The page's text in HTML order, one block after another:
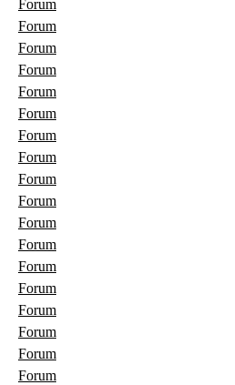
Forum
Forum
Forum
Forum
Forum
Forum
Forum
Forum
Forum
Forum
Forum
Forum
Forum
Forum
Forum
Forum
Forum
Forum